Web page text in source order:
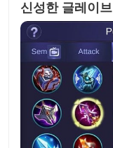
신성한 글레이브